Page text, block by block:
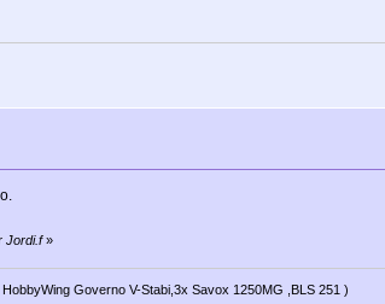
Jordi.f»
Governo V-Stabi,3x Savox 1250MG ,BLS 251 )